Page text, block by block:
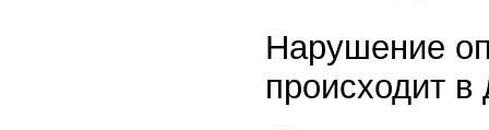
Нарушение
происходит в